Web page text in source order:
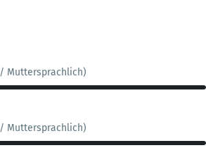
Muttersprachlich)
Muttersprachlich)